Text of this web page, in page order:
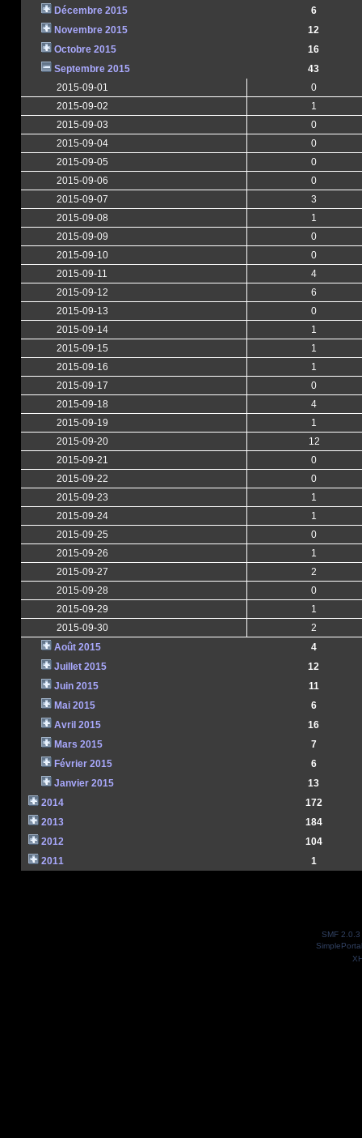
Décembre 2015
6
Novembre 2015
12
Octobre 2015
16
Septembre 2015
43
2015-09-01
0
2015-09-02
1
2015-09-03
0
2015-09-04
0
2015-09-05
0
2015-09-06
0
2015-09-07
3
2015-09-08
1
2015-09-09
0
2015-09-10
0
2015-09-11
4
2015-09-12
6
2015-09-13
0
2015-09-14
1
2015-09-15
1
2015-09-16
1
2015-09-17
0
2015-09-18
4
2015-09-19
1
2015-09-20
12
2015-09-21
0
2015-09-22
0
2015-09-23
1
2015-09-24
1
2015-09-25
0
2015-09-26
1
2015-09-27
2
2015-09-28
0
2015-09-29
1
2015-09-30
2
Août 2015
4
Juillet 2015
12
Juin 2015
11
Mai 2015
6
Avril 2015
16
Mars 2015
7
Février 2015
6
Janvier 2015
13
2014
172
2013
184
2012
104
2011
1
SMF 2.0.3